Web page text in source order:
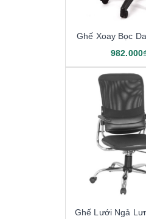
Ghế Xoay Bọc
Ghế Lưới Ngả